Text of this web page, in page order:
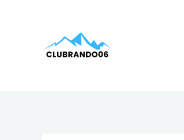
de
l’article